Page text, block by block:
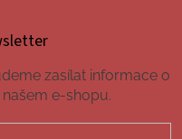
zasílat informace o
e-shopu.